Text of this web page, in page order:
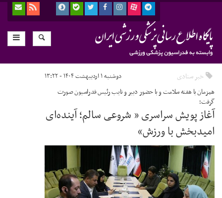
خبر ستادی دوشنبه ۱ اردیبهشت ۱۴۰۴ - ۱۳:۲۲
همزمان با هفته سلامت و با حضور دبیر و نایب رئیس فدراسیون صورت
گرفت؛
آغاز پویش سراسری « شروعی سالم؛ آینده‌ای
امیدبخش با ورزش»